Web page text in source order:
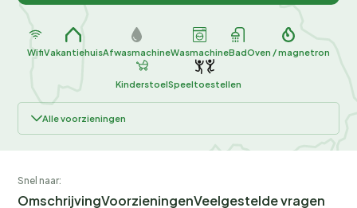
WifiVakantiehuisAfwasmachineWasmachineBadOven / magnetron
KinderstoelSpeeltoestellen
Alle voorzieningen
Snel naar:
OmschrijvingVoorzieningenVeelgestelde vragen